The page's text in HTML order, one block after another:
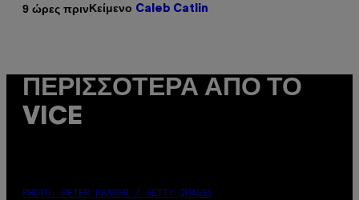
9 ώρες πρινΚείμενο Caleb Catlin
ΠΕΡΙΣΣΌΤΕΡΑ ΑΠΌ ΤΟ
VICE
PHOTO: PETER KRAMER / GETTY IMAGES